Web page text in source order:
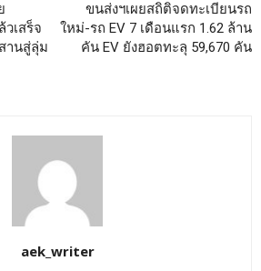
เสร็จ
านสู่ลุ่ม
ขนส่งฯเผยสถิติจดทะเบียนรถ
ใหม่-รถ EV 7 เดือนแรก 1.62 ล้าน
คัน EV ยังฮอตทะลุ 59,670 คัน
aek_writer